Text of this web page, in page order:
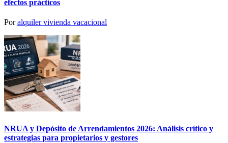
efectos prácticos
Poralquiler vivienda vacacional
NRUA y Depósito de Arrendamientos 2026: Análisis crítico y
estrategias para propietarios y gestores